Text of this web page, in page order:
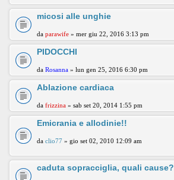
micosi alle unghie
da parawife » mer giu 22, 2016 3:13 pm
PIDOCCHI
da Rosanna » lun gen 25, 2016 6:30 pm
Ablazione cardiaca
da frizzina » sab set 20, 2014 1:55 pm
Emicrania e allodinie!!
da clio77 » gio set 02, 2010 12:09 am
caduta sopracciglia, quali cause?